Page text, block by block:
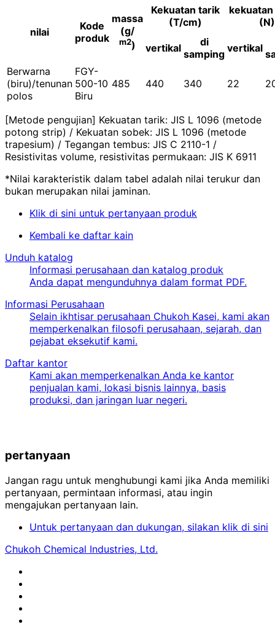
nilai
Kode
produk
massa
(g/
m2)
Kekuatan tarik
(T/cm)
(N)
vertikal
di
samping vertikal
Berwarna
(biru)/tenunan
polos
FGY-
500-10
Biru
485 440 340 22
[Metode pengujian] Kekuatan tarik: JIS L 1096 (metode
potong strip) / Kekuatan sobek: JIS L 1096 (metode
trapesium) / Tegangan tembus: JIS C 2110-1 /
Resistivitas volume, resistivitas permukaan: JIS K 6911
*Nilai karakteristik dalam tabel adalah nilai terukur dan
bukan merupakan nilai jaminan.
Klik di sini untuk pertanyaan produk
Kembali ke daftar kain
Unduh katalog
Informasi perusahaan dan katalog produk
Anda dapat mengunduhnya dalam format PDF.
Informasi Perusahaan
Selain ikhtisar perusahaan Chukoh Kasei, kami akan
memperkenalkan filosofi perusahaan, sejarah, dan
pejabat eksekutif kami.
Daftar kantor
Kami akan memperkenalkan Anda ke kantor
penjualan kami, lokasi bisnis lainnya, basis
produksi, dan jaringan luar negeri.
pertanyaan
Jangan ragu untuk menghubungi kami jika Anda memiliki
pertanyaan, permintaan informasi, atau ingin
mengajukan pertanyaan lain.
Untuk pertanyaan dan dukungan, silakan klik di sini
Chukoh Chemical Industries, Ltd.